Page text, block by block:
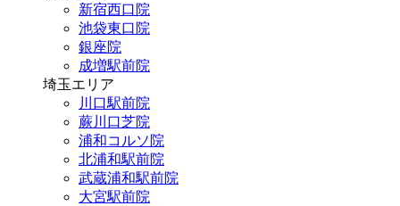
新宿西口院
池袋東口院
銀座院
成増駅前院
埼玉エリア
川口駅前院
蕨川口芝院
浦和コルソ院
北浦和駅前院
武蔵浦和駅前院
大宮駅前院